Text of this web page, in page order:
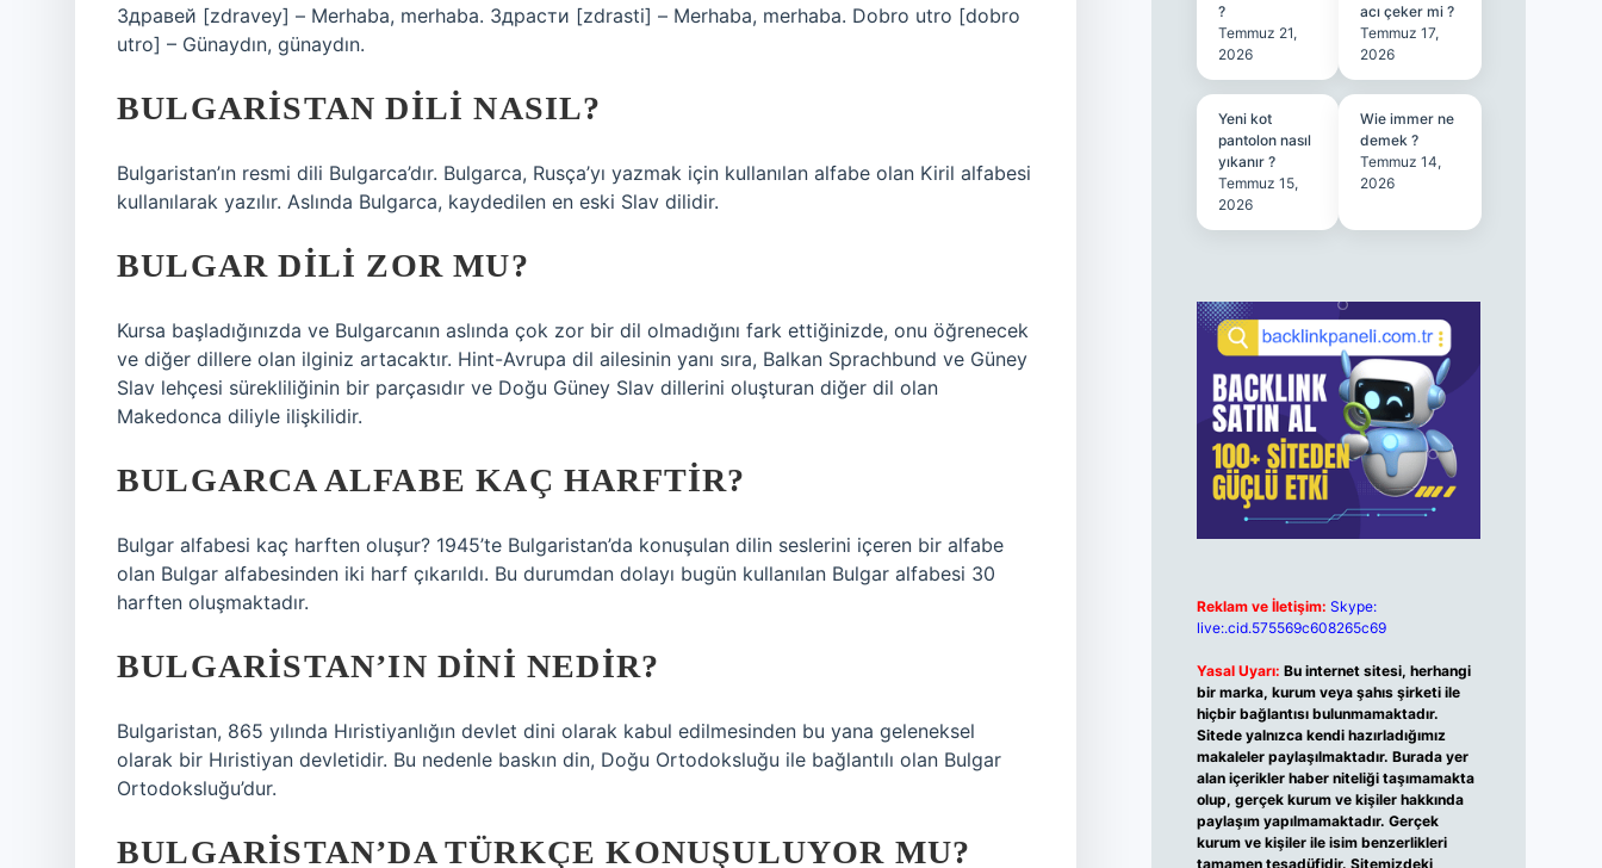
Здравей [zdravey] – Merhaba, merhaba. Здрасти [zdrasti] – Merhaba, merhaba. Dobro utro [dobro
utro] – Günaydın, günaydın.
BULGARISTAN DILI NASIL?
Bulgaristan’ın resmi dili Bulgarca’dır. Bulgarca, Rusça’yı yazmak için kullanılan alfabe olan Kiril alfabesi
kullanılarak yazılır. Aslında Bulgarca, kaydedilen en eski Slav dilidir.
BULGAR DILI ZOR MU?
Kursa başladığınızda ve Bulgarcanın aslında çok zor bir dil olmadığını fark ettiğinizde, onu öğrenecek
ve diğer dillere olan ilginiz artacaktır. Hint-Avrupa dil ailesinin yanı sıra, Balkan Sprachbund ve Güney
Slav lehçesi sürekliliğinin bir parçasıdır ve Doğu Güney Slav dillerini oluşturan diğer dil olan
Makedonca diliyle ilişkilidir.
BULGARCA ALFABE KAÇ HARFTIR?
Bulgar alfabesi kaç harften oluşur? 1945’te Bulgaristan’da konuşulan dilin seslerini içeren bir alfabe
olan Bulgar alfabesinden iki harf çıkarıldı. Bu durumdan dolayı bugün kullanılan Bulgar alfabesi 30
harften oluşmaktadır.
BULGARISTAN’IN DINI NEDIR?
Bulgaristan, 865 yılında Hıristiyanlığın devlet dini olarak kabul edilmesinden bu yana geleneksel
olarak bir Hıristiyan devletidir. Bu nedenle baskın din, Doğu Ortodoksluğu ile bağlantılı olan Bulgar
Ortodoksluğu’dur.
BULGARISTAN’DA TÜRKÇE KONUŞULUYOR MU?
?
Temmuz 21,
2026
acı çeker mi ?
Temmuz 17,
2026
Yeni kot
pantolon nasıl
yıkanır ?
Temmuz 15,
2026
Wie immer ne
demek ?
Temmuz 14,
2026
Reklam ve İletişim: Skype:
live:.cid.575569c608265c69
Yasal Uyarı: Bu internet sitesi, herhangi
bir marka, kurum veya şahıs şirketi ile
hiçbir bağlantısı bulunmamaktadır.
Sitede yalnızca kendi hazırladığımız
makaleler paylaşılmaktadır. Burada yer
alan içerikler haber niteliği taşımamakta
olup, gerçek kurum ve kişiler hakkında
paylaşım yapılmamaktadır. Gerçek
kurum ve kişiler ile isim benzerlikleri
tamamen tesadüfidir. Sitemizdeki